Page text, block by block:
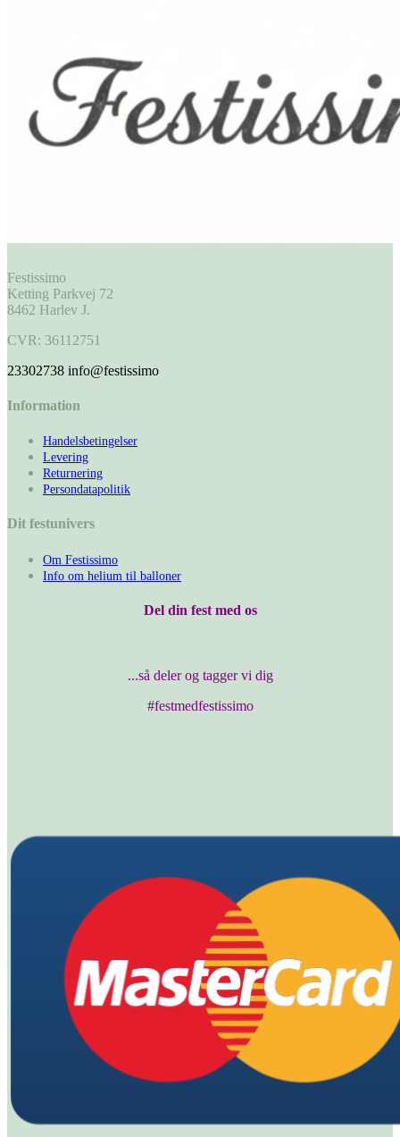
Festissimo
Ketting Parkvej 72
8462 Harlev J.
CVR: 36112751
23302738 info@festissimo
Information
Handelsbetingelser
Levering
Returnering
Persondatapolitik
Dit festunivers
Om Festissimo
Info om helium til balloner
Del din fest med os
...så deler og tagger vi dig
#festmedfestissimo